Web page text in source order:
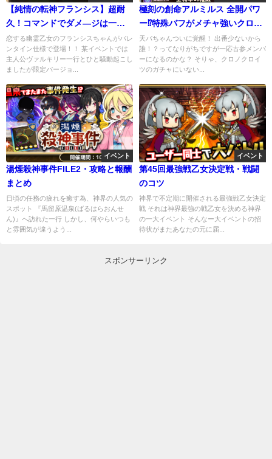
【純情の転神フランシス】超耐
久！コマンドでダメ―ジは一桁
に？
恋する幽霊乙女のフランシスちゃんがバレ
ンタイン仕様で登場！！ 某イベントでは
主人公ヴァルキリー一行とひと騒動起こし
ましたが限定バージョ...
極刻の創命アルミルス 全開パワ
ー⁉特殊バフがメチャ強いクロイ
ツアタッカー参戦！
天パちゃんついに覚醒！ 出番少ないから
誰！？ってなりがちですが一応古参メンバ
ーになるのかな？ そりゃ、クロノクロイ
ツのガチャにいない...
イベント
湯煙殺神事件FILE2・攻略と報酬
まとめ
日頃の任務の疲れを癒す為、神界の人気の
スポット 『馬留原温泉(ばるはらおんせ
ん)』へ訪れた一行 しかし、何やらいつも
と雰囲気が違うよう...
イベント
第45回最強戦乙女決定戦・戦闘
のコツ
神界で不定期に開催される最強戦乙女決定
戦 それは神界最強の戦乙女を決める神界
の一大イベント そんなー大イベントの招
待状がまたあなたの元に届...
スポンサーリンク